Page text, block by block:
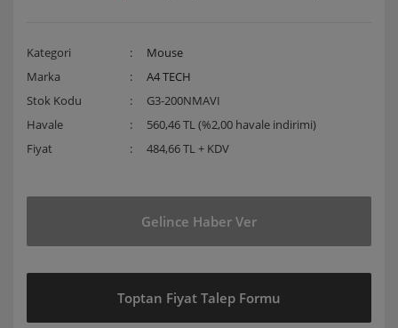
Kategori
Mouse
Marka
A4 TECH
Stok Kodu
G3-200NMAVI
Havale
560,46 TL (%2,00 havale indirimi)
Fiyat
484,66 TL + KDV
Gelince Haber Ver
Toptan Fiyat Talep Formu